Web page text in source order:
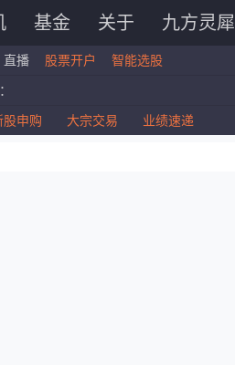
基金 关于 九方灵犀
直播 股票开户
智能选股
：
股申购 大宗交易 业绩速递